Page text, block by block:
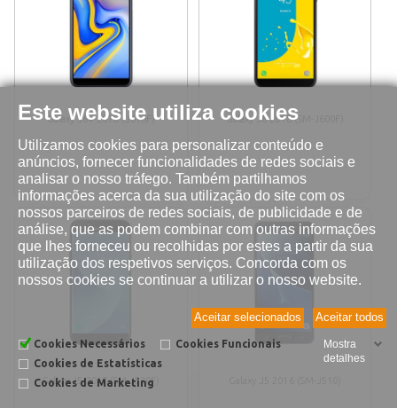
Este website utiliza cookies
Utilizamos cookies para personalizar conteúdo e
anúncios, fornecer funcionalidades de redes sociais e
analisar o nosso tráfego. Também partilhamos
informações acerca da sua utilização do site com os
nossos parceiros de redes sociais, de publicidade e de
análise, que as podem combinar com outras informações
que lhes forneceu ou recolhidas por estes a partir da sua
utilização dos respetivos serviços. Concorda com os
nossos cookies se continuar a utilizar o nosso website.
Aceitar todos
Aceitar selecionados
Cookies Necessários
Cookies Funcionais
Cookies de Estatísticas
Cookies de Marketing
Mostra
detalhes
Galaxy J6+ 2018 (J610F) Galaxy J6 2018 (SM-J600F)
Galaxy J5 2017 (SM-J530F)